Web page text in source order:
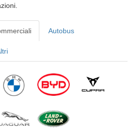
Autobus